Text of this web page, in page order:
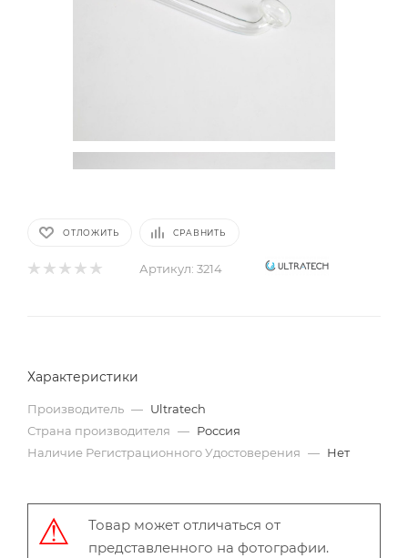
ОТЛОЖИТЬ СРАВНИТЬ
Артикул: 3214
Характеристики
Производитель — Ultratech
Страна производителя — Россия
Наличие Регистрационного Удостоверения — Нет
Товар может отличаться от
представленного на фотографии.